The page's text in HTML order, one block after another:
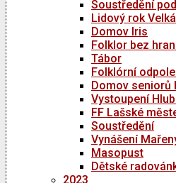
Soustředění
Lidový rok
Domov Iris
Folklor bez
Tábor
Folklórní
Domov seniorů
Vystoupení
FF Lašské
Soustředění
Vynášení
Masopust
Dětské
2023